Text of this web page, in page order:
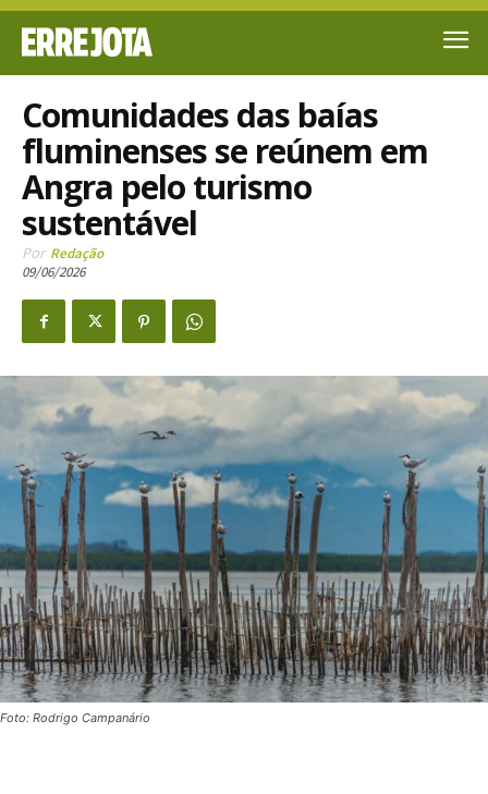
Comunidades das baías
fluminenses se reúnem em
Angra pelo turismo
sustentável
Por Redação
09/06/2026
Foto: Rodrigo Campanário